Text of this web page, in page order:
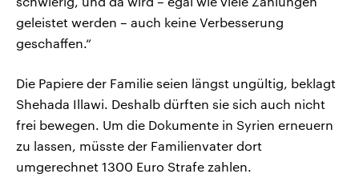
geleistet werden – auch keine Verbesserung
geschaffen.“
Die Papiere der Familie seien längst ungültig, beklagt
Shehada Illawi. Deshalb dürften sie sich auch nicht
frei bewegen. Um die Dokumente in Syrien erneuern
zu lassen, müsste der Familienvater dort
umgerechnet 1300 Euro Strafe zahlen.